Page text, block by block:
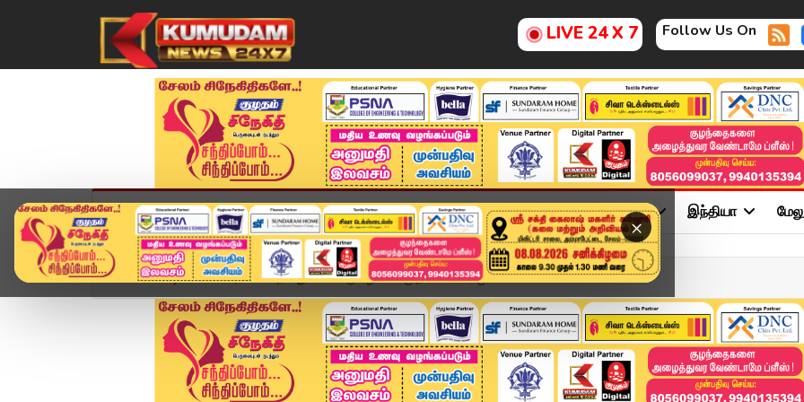
LIVE 24 X 7 Follow Us On
×
முகப்பு விளையாட்டு அண்மை தமிழ்நாடு சினிமா அரசியல் விளையாட்டு இந்தியா
Home வீடியோ ஸ்டோரி கிறிஸ்துமஸ் பெருவிழாவில் முதலமைச்சர் மு.க.ஸ்டால...